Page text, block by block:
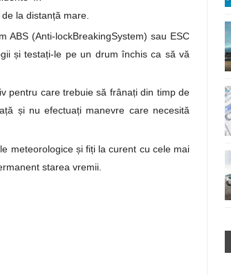
de la distanță mare.
ABS (Anti-lockBreakingSystem) sau ESC
și testați-le pe un drum închis ca să vă
pentru care trebuie să frânați din timp de
ță și nu efectuați manevre care necesită
meteorologice și fiți la curent cu cele mai
starea vremii.